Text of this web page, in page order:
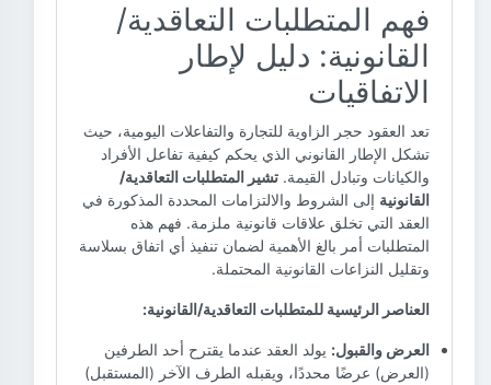
فهم المتطلبات التعاقدية/
القانونية: دليل لإطار
الاتفاقيات
تعد العقود حجر الزاوية للتجارة والتفاعلات اليومية، حيث
تشكل الإطار القانوني الذي يحكم كيفية تفاعل الأفراد
والكيانات وتبادل القيمة. تشير المتطلبات التعاقدية/
القانونية إلى الشروط والالتزامات المحددة المذكورة في
العقد التي تخلق علاقات قانونية ملزمة. فهم هذه
المتطلبات أمر بالغ الأهمية لضمان تنفيذ أي اتفاق بسلاسة
وتقليل النزاعات القانونية المحتملة.
العناصر الرئيسية للمتطلبات التعاقدية/القانونية:
العرض والقبول: يولد العقد عندما يقترح أحد الطرفين
(العرض) عرضًا محددًا، ويقبله الطرف الآخر (المستقبل)